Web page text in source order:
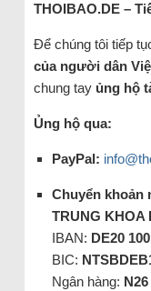
THOIBAO.DE –
Để chúng tôi tiếp
của người dân
chung tay ủng hộ
Ủng hộ qua:
PayPal:
Chuyển khoản
TRUNG KHOA
IBAN: DE20
BIC:
Ngân hàng: N26